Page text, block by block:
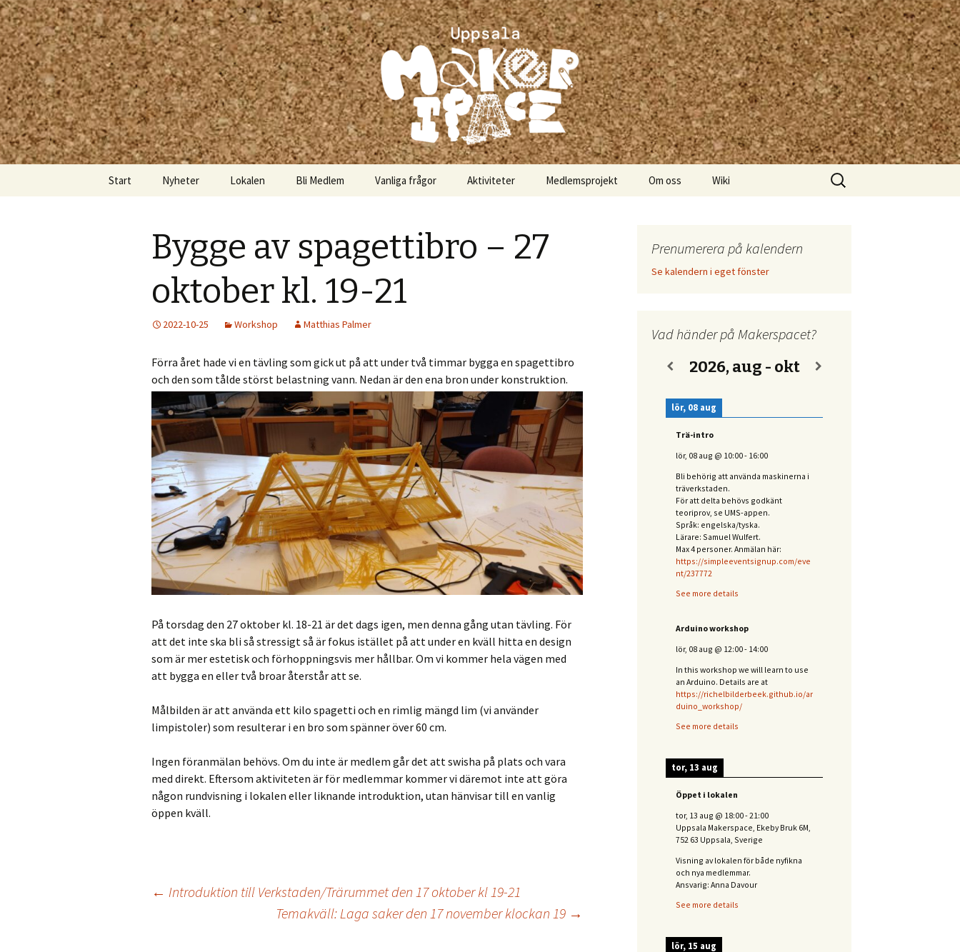
Uppsala Makerspace
Kom och skapa i Uppsala!
Start Nyheter Lokalen Bli Medlem Vanliga frågor Aktiviteter Medlemsprojekt Om oss Wiki
Sök
efter:
Bygge av spagettibro – 27
oktober kl. 19-21
2022-10-25 Workshop Matthias Palmer
Förra året hade vi en tävling som gick ut på att under två timmar bygga en spagettibro
och den som tålde störst belastning vann. Nedan är den ena bron under konstruktion.
På torsdag den 27 oktober kl. 18-21 är det dags igen, men denna gång utan tävling. För
att det inte ska bli så stressigt så är fokus istället på att under en kväll hitta en design
som är mer estetisk och förhoppningsvis mer hållbar. Om vi kommer hela vägen med
att bygga en eller två broar återstår att se.
Målbilden är att använda ett kilo spagetti och en rimlig mängd lim (vi använder
limpistoler) som resulterar i en bro som spänner över 60 cm.
Ingen föranmälan behövs. Om du inte är medlem går det att swisha på plats och vara
med direkt. Eftersom aktiviteten är för medlemmar kommer vi däremot inte att göra
någon rundvisning i lokalen eller liknande introduktion, utan hänvisar till en vanlig
öppen kväll.
Inläggsnavigering
← Introduktion till Verkstaden/Trärummet den 17 oktober kl 19-21
Temakväll: Laga saker den 17 november klockan 19 →
Prenumerera på kalendern
Se kalendern i eget fönster
Vad händer på Makerspacet?
2026, aug - okt
lör, 08 aug
Trä-intro
lör, 08 aug @ 10:00- 16:00
Bli behörig att använda maskinerna i
träverkstaden.
För att delta behövs godkänt
teoriprov, se UMS-appen.
Språk: engelska/tyska.
Lärare: Samuel Wulfert.
Max 4 personer. Anmälan här:
https://simpleeventsignup.com/eve
nt/237772
See more details
Arduino workshop
lör, 08 aug @ 12:00- 14:00
In this workshop we will learn to use
an Arduino. Details are at
https://richelbilderbeek.github.io/ar
duino_workshop/
See more details
tor, 13 aug
Öppet i lokalen
tor, 13 aug @ 18:00-21:00
Uppsala Makerspace, Ekeby Bruk 6M,
752 63 Uppsala, Sverige
Visning av lokalen för både nyfikna
och nya medlemmar.
Ansvarig: Anna Davour
See more details
lör, 15 aug